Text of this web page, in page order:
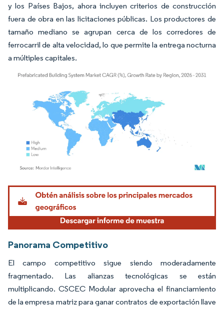
y los Países Bajos, ahora incluyen criterios de construcción
fuera de obra en las licitaciones públicas. Los productores de
tamaño mediano se agrupan cerca de los corredores de
ferrocarril de alta velocidad, lo que permite la entrega nocturna
a múltiples capitales.
Imagen © Mordor Intelligence. El uso requiere atribución según CC BY 4.0.
Panorama Competitivo
El campo competitivo sigue siendo moderadamente
fragmentado. Las alianzas tecnológicas se están
multiplicando. CSCEC Modular aprovecha el financiamiento
de la empresa matriz para ganar contratos de exportación llave